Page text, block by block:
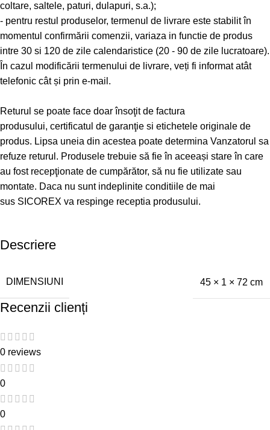
coltare, saltele, paturi, dulapuri, s.a.);
- pentru restul produselor, termenul de livrare este stabilit în
momentul confirmării comenzii, variaza in functie de produs
intre 30 si 120 de zile calendaristice (20 - 90 de zile lucratoare).
În cazul modificării termenului de livrare, veți fi informat atât
telefonic cât și prin e-mail.
Returul se poate face doar însoţit de factura
produsului, certificatul de garanţie si etichetele originale de
produs. Lipsa uneia din acestea poate determina Vanzatorul sa
refuze returul. Produsele trebuie să fie în aceeași stare în care
au fost recepţionate de cumpărător, să nu fie utilizate sau
montate. Daca nu sunt indeplinite conditiile de mai
sus SICOREX va respinge receptia produsului.
Descriere
DIMENSIUNI 45 × 1 × 72 cm
Recenzii clienți
0 reviews
0
0